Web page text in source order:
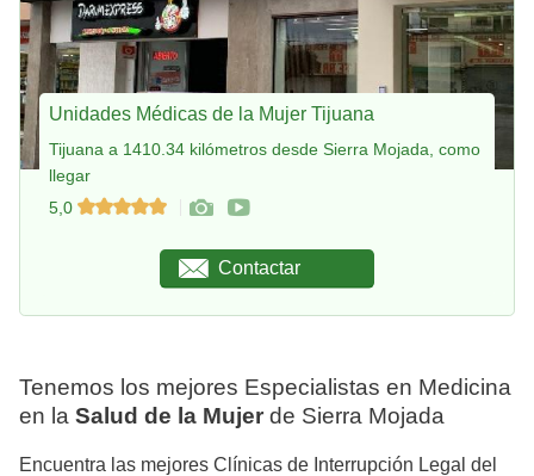
Unidades Médicas de la Mujer Tijuana
Tijuana a 1410.34 kilómetros desde Sierra Mojada, como
llegar
5,0
Contactar
Tenemos los mejores Especialistas en Medicina
en la Salud de la Mujer de Sierra Mojada
Encuentra las mejores Clínicas de Interrupción Legal del